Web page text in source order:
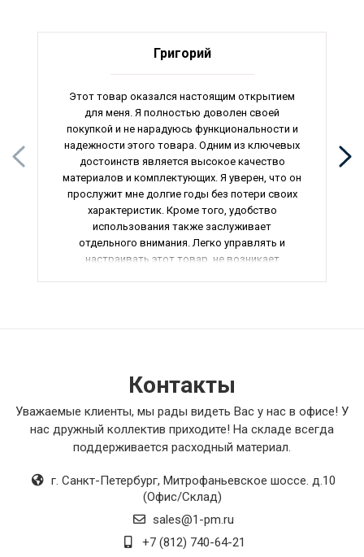
Григорий
Этот товар оказался настоящим открытием
для меня. Я полностью доволен своей
покупкой и не нарадуюсь функциональности и
надежности этого товара. Одним из ключевых
достоинств является высокое качество
материалов и комплектующих. Я уверен, что он
прослужит мне долгие годы без потери своих
характеристик. Кроме того, удобство
использования также заслуживает
отдельного внимания. Легко управлять и
настраивать этот товар, не возникает
кто ценит качество и надежность. Общая
Контакты
Уважаемые клиенты, мы рады видеть Вас у нас в офисе! У
нас дружный коллектив приходите! На складе всегда
поддерживается расходный материал.
г. Санкт-Петербург, Митрофаньевское шоссе. д.10
(Офис/Склад)
sales@1-pm.ru
+7 (812) 740-64-21